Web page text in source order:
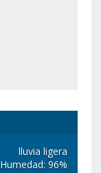
lluvia ligera
Humedad: 96%